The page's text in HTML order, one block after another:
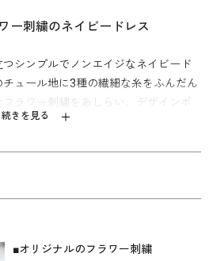
続きを見る
ー刺繍のネイビードレス
シンプルでノンエイジなネイビード
ュール地に3種の繊細な糸をふんだん
ラワー刺繍をあしらい、デザインポ
い厚みのバックサテンジョーゼット
フォーマルドレスながらどこかリラク
1着でコーディネートが完結する七分
■オリジナルのフラワー刺繍